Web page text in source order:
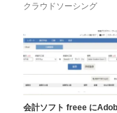
クラウドソーシング
会計ソフト freee に